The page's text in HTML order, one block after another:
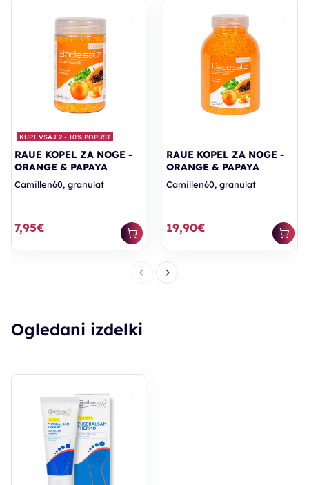
KUPI VSAJ 2 - 10% POPUST
RAUE KOPEL ZA NOGE -
ORANGE & PAPAYA
Camillen60, granulat
7,95€
RAUE KOPEL ZA NOGE -
ORANGE & PAPAYA
Camillen60, granulat
19,90€
Ogledani izdelki